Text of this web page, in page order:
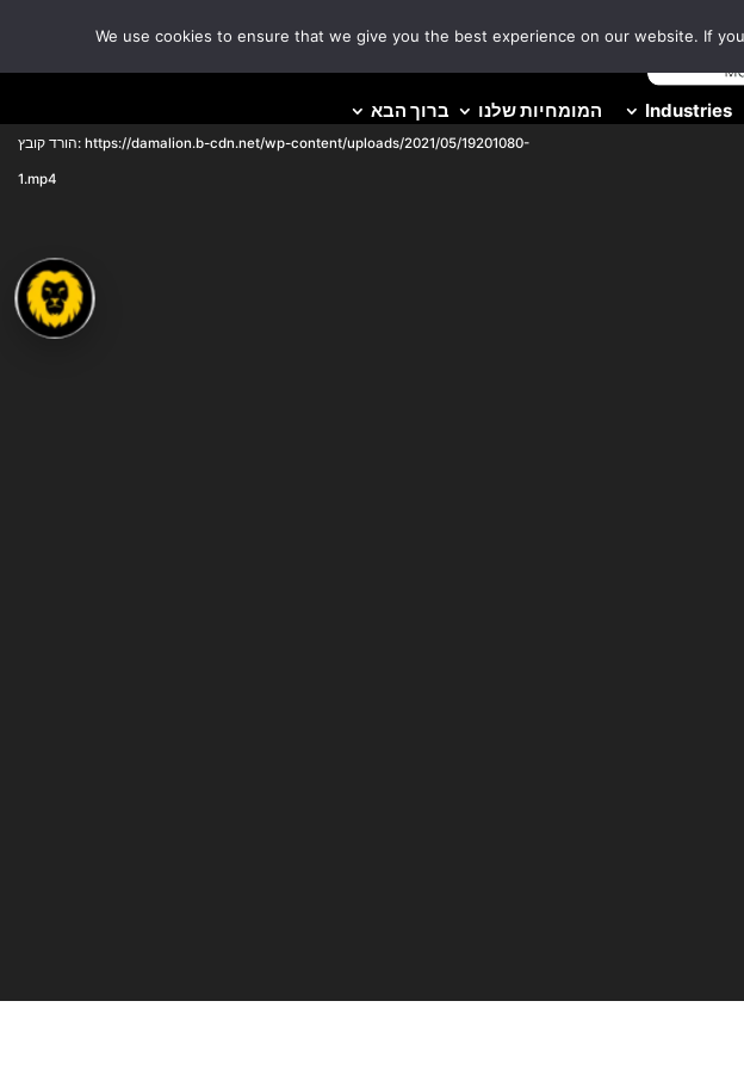
ברוך הבא המומחיות שלנו Industries
הדרכה ואימון
וידאו
הורד קובץ: https://damalion.b-cdn.net/wp-content/uploads/2021/05/19201080-
1.mp4
We use cookies to ensure that we give you the best experience on our website. If